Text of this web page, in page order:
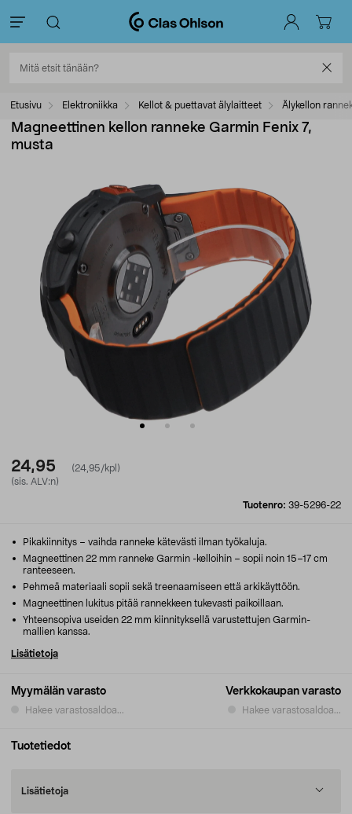
Etusivu Elektroniikka Kellot & puettavat älylaitteet Älykellon
Magneettinen kellon ranneke Garmin Fenix 7,
musta
24,95
(24,95/kpl)
(sis. ALV:n)
Tuotenro: 39-5296-22
Myymälän varasto
Hakee varastosaldoa...
Verkkokaupan varasto
Hakee varastosaldoa...
Pikakiinnitys – vaihda ranneke kätevästi ilman työkaluja.
Magneettinen 22 mm ranneke Garmin -kelloihin – sopii noin 15–17 cm
ranteeseen.
Pehmeä materiaali sopii sekä treenaamiseen että arkikäyttöön.
Magneettinen lukitus pitää rannekkeen tukevasti paikoillaan.
Yhteensopiva useiden 22 mm kiinnityksellä varustettujen Garmin-
mallien kanssa.
Lisätietoja
Tuotetiedot
Lisätietoja